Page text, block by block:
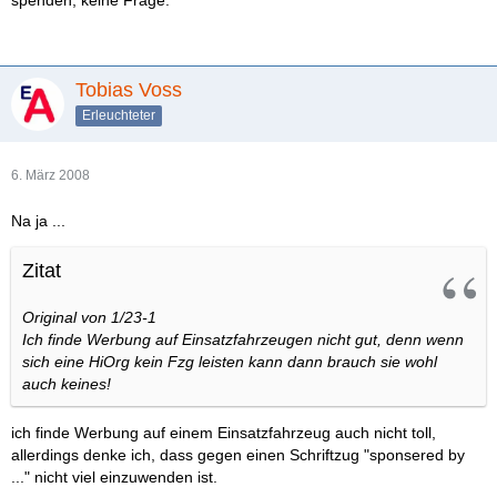
Tobias Voss
Erleuchteter
6. März 2008
Na ja ...
Zitat
Original von 1/23-1
Ich finde Werbung auf Einsatzfahrzeugen nicht gut, denn wenn
sich eine HiOrg kein Fzg leisten kann dann brauch sie wohl
auch keines!
ich finde Werbung auf einem Einsatzfahrzeug auch nicht toll,
allerdings denke ich, dass gegen einen Schriftzug "sponsered by
..." nicht viel einzuwenden ist.